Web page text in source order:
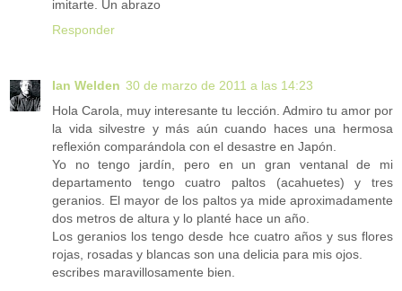
imitarte. Un abrazo
Responder
Ian Welden 30 de marzo de 2011 a las 14:23
Hola Carola, muy interesante tu lección. Admiro tu amor por
la vida silvestre y más aún cuando haces una hermosa
reflexión comparándola con el desastre en Japón.
Yo no tengo jardín, pero en un gran ventanal de mi
departamento tengo cuatro paltos (acahuetes) y tres
geranios. El mayor de los paltos ya mide aproximadamente
dos metros de altura y lo planté hace un año.
Los geranios los tengo desde hce cuatro años y sus flores
rojas, rosadas y blancas son una delicia para mis ojos.
escribes maravillosamente bien.